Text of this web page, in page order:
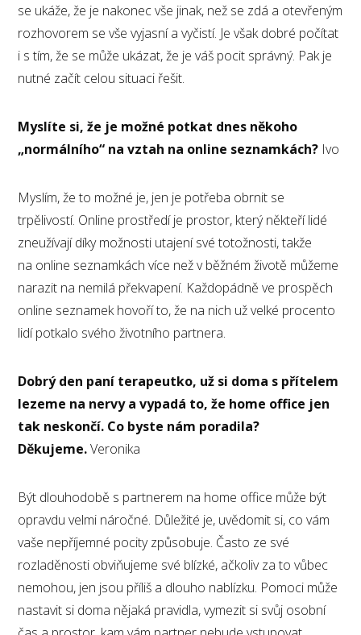
se ukáže, že je nakonec vše jinak, než se zdá a otevřeným
rozhovorem se vše vyjasní a vyčistí. Je však dobré počítat
i s tím, že se může ukázat, že je váš pocit správný. Pak je
nutné začít celou situaci řešit.
Myslíte si, že je možné potkat dnes někoho
„normálního“ na vztah na online seznamkách? Ivo
Myslím, že to možné je, jen je potřeba obrnit se
trpělivostí. Online prostředí je prostor, který někteří lidé
zneužívají díky možnosti utajení své totožnosti, takže
na online seznamkách více než v běžném životě můžeme
narazit na nemilá překvapení. Každopádně ve prospěch
online seznamek hovoří to, že na nich už velké procento
lidí potkalo svého životního partnera.
Dobrý den paní terapeutko, už si doma s přítelem
lezeme na nervy a vypadá to, že home office jen
tak neskončí. Co byste nám poradila?
Děkujeme.Veronika
Být dlouhodobě s partnerem na home office může být
opravdu velmi náročné. Důležité je, uvědomit si, co vám
vaše nepříjemné pocity způsobuje. Často ze své
rozladěnosti obviňujeme své blízké, ačkoliv za to vůbec
nemohou, jen jsou příliš a dlouho nablízku. Pomoci může
nastavit si doma nějaká pravidla, vymezit si svůj osobní